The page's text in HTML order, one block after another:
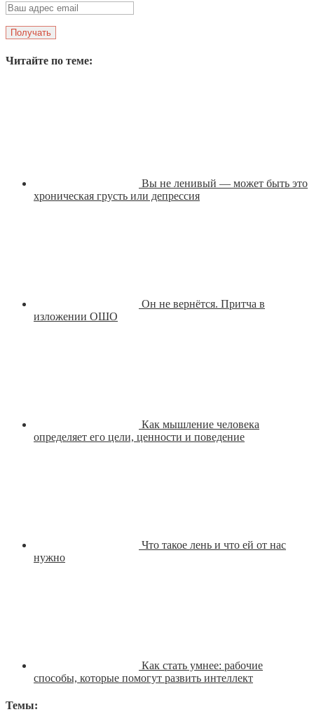
Читайте по теме:
Вы не ленивый — может быть это
хроническая грусть или депрессия
Он не вернётся. Притча в
изложении ОШО
Как мышление человека
определяет его цели, ценности и поведение
Что такое лень и что ей от нас
нужно
Как стать умнее: рабочие
способы, которые помогут развить интеллект
Темы: